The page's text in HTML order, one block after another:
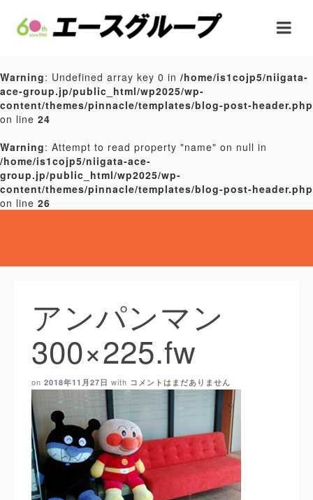
Warning: Undefined array key 0 in /home/is1cojp5/niigata-
ace-group.jp/public_html/wp2025/wp-
content/themes/pinnacle/templates/blog-post-header.php
on line 24
Warning: Attempt to read property "name" on null in
/home/is1cojp5/niigata-ace-
group.jp/public_html/wp2025/wp-
content/themes/pinnacle/templates/blog-post-header.php
on line 26
アンパンマン
300×225.fw
on 2018年11月27日 with コメントはまだありません